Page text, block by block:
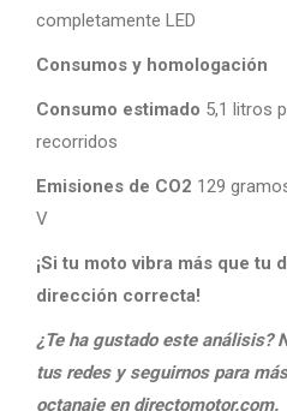
completamente LED
Consumos y homologación
Consumo estimado 5,1 litros
recorridos
Emisiones de CO2 129
V
¡Si tu moto vibra más que tu
dirección correcta!
¿Te ha gustado este análisis?
tus redes y seguirnos para
octanaje en directomotor.com.